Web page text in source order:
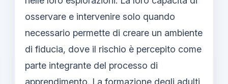
osservare e intervenire solo quando
necessario permette di creare un ambiente
di fiducia, dove il rischio è percepito come
parte integrante del processo di
apprendimento. La formazione degli adulti